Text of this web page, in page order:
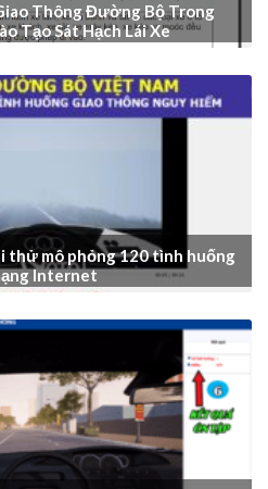
Thông Đường Bộ Trong
Tạo Sát Hạch Lái Xe
thử mô phỏng 120 tình huống
Internet